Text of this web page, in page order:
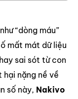
“dòng máu”
mất mát dữ liệu
sai sót từ con
nặng nề về
số này, Nakivo